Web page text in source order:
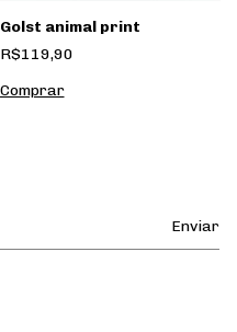
Golst animal print
R$119,90